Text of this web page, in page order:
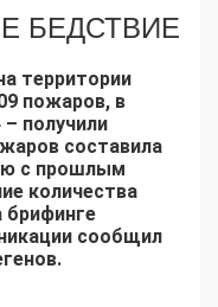
БЕДСТВИЕ
территории
пожаров, в
получили
составила
с прошлым
количества
брифинге
сообщил